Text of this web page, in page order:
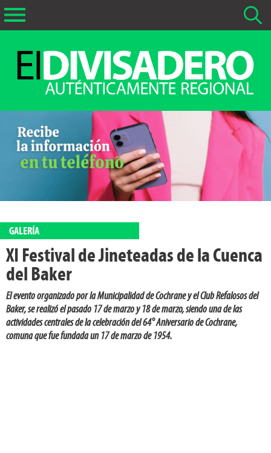
La fecha más antigua por defecto que se buscará es 01-02-
Buscar notas anteriores a 01-02-2026
GALERÍA
XI Festival de Jineteadas de la Cuenca
del Baker
El evento organizado por la Municipalidad de Cochrane y el Club Refalosos del
Baker, se realizó el pasado 17 de marzo y 18 de marzo, siendo una de las
actividades centrales de la celebración del 64° Aniversario de Cochrane,
comuna que fue fundada un 17 de marzo de 1954.